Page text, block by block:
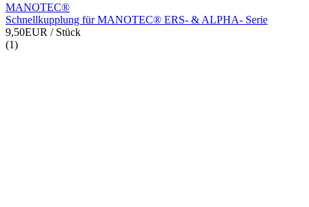
MANOTEC®
Schnellkupplung für MANOTEC® ERS- & ALPHA- Serie
9,50EUR / Stück
(1)